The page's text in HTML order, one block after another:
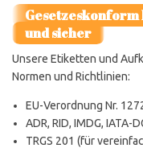
und sicher
Unsere Etiketten und
Normen und Richtlinien:
EU-Verordnung Nr.
ADR, RID, IMDG, IATA-
TRGS 201 (für